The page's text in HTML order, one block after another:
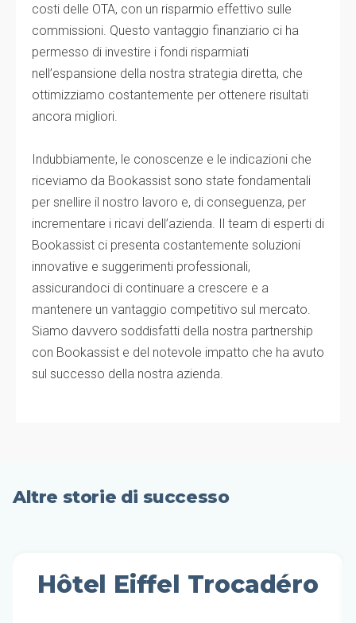
costi delle OTA, con un risparmio effettivo sulle
commissioni. Questo vantaggio finanziario ci ha
permesso di investire i fondi risparmiati
nell’espansione della nostra strategia diretta, che
ottimizziamo costantemente per ottenere risultati
ancora migliori.
Indubbiamente, le conoscenze e le indicazioni che
riceviamo da Bookassist sono state fondamentali
per snellire il nostro lavoro e, di conseguenza, per
incrementare i ricavi dell’azienda. Il team di esperti di
Bookassist ci presenta costantemente soluzioni
innovative e suggerimenti professionali,
assicurandoci di continuare a crescere e a
mantenere un vantaggio competitivo sul mercato.
Siamo davvero soddisfatti della nostra partnership
con Bookassist e del notevole impatto che ha avuto
sul successo della nostra azienda.
Altre storie di successo
Hôtel Eiffel Trocadéro